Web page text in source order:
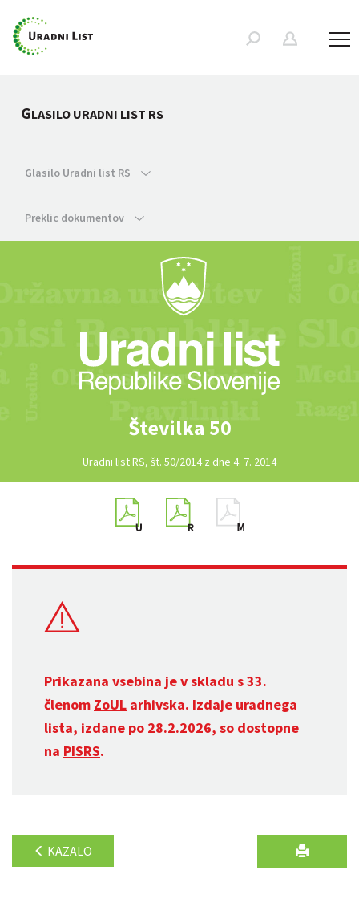
GLASILO URADNI LIST RS
Glasilo Uradni list RS
Preklic dokumentov
Številka 50
Uradni list RS, št. 50/2014 z dne 4. 7. 2014
Prikazana vsebina je v skladu s 33.
členom ZoUL arhivska. Izdaje uradnega
lista, izdane po 28.2.2026, so dostopne
na PISRS.
KAZALO